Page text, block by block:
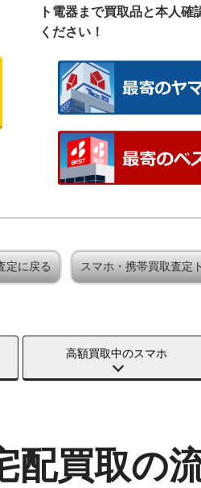
ト電器まで買取品と本人確
ください！
定に戻る スマホ・携帯買取査定
高額買取中のスマホ
配買取の